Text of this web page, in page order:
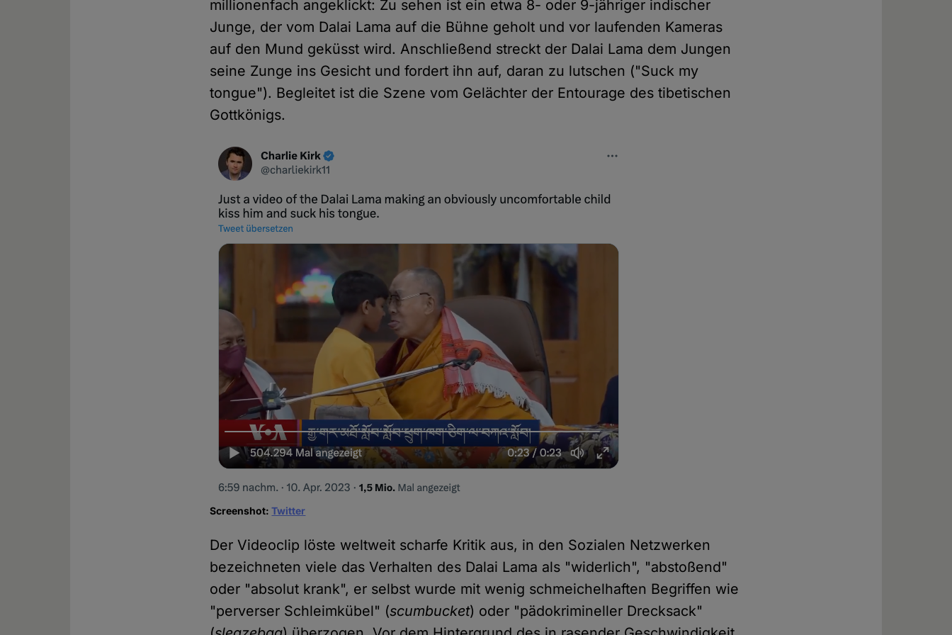
millionenfach angeklickt: Zu sehen ist ein etwa 8- oder 9-jähriger indischer
Junge, der vom Dalai Lama auf die Bühne geholt und vor laufenden Kameras
auf den Mund geküsst wird. Anschließend streckt der Dalai Lama dem Jungen
seine Zunge ins Gesicht und fordert ihn auf, daran zu lutschen ("Suck my
tongue"). Begleitet ist die Szene vom Gelächter der Entourage des tibetischen
Gottkönigs.
Screenshot:Twitter
Der Videoclip löste weltweit scharfe Kritik aus, in den Sozialen Netzwerken
bezeichneten viele das Verhalten des Dalai Lama als "widerlich", "abstoßend"
oder "absolut krank", er selbst wurde mit wenig schmeichelhaften Begriffen wie
"perverser Schleimkübel" (scumbucket) oder "pädokrimineller Drecksack"